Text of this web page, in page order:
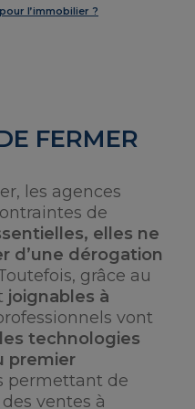
l’immobilier ?
FERMER
les agences
de
elles ne
d’une dérogation
grâce au
joignables à
vont
technologies
premier
permettant de
ventes à